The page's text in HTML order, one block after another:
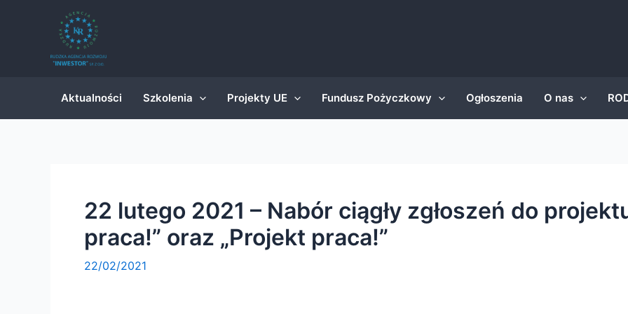
Aktualności Szkolenia Projekty UE Fundusz Pożyczkowy Ogłoszenia O nas
22 lutego 2021 – Nabór ciągły zgłoszeń do
praca!” oraz „Projekt praca!”
22/02/2021
Post
navigation